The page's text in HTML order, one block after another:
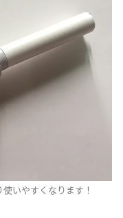
いやすくなります！